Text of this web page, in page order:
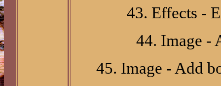
43. Effects -
44. Image -
45. Image - Add